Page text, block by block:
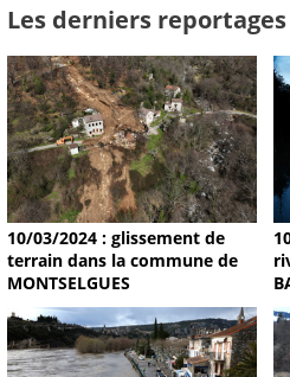
Les derniers reportages
10/03/2024 : glissement de
terrain dans la commune de
MONTSELGUES